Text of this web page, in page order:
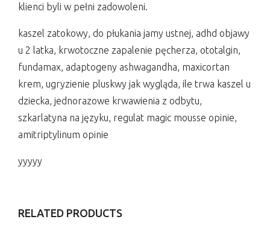
klienci byli w pełni zadowoleni.
kaszel zatokowy, do płukania jamy ustnej, adhd objawy
u 2 latka, krwotoczne zapalenie pęcherza, ototalgin,
fundamax, adaptogeny ashwagandha, maxicortan
krem, ugryzienie pluskwy jak wygląda, ile trwa kaszel u
dziecka, jednorazowe krwawienia z odbytu,
szkarlatyna na języku, regulat magic mousse opinie,
amitriptylinum opinie
yyyyy
RELATED PRODUCTS